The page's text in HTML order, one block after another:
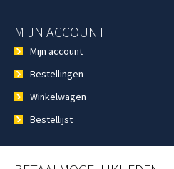
MIJN ACCOUNT
Mijn account
Bestellingen
Winkelwagen
Bestellijst